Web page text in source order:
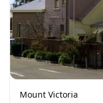
Mount Victoria